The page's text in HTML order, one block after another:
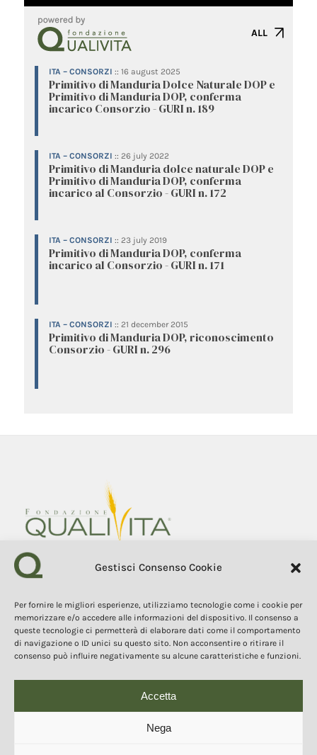
Gestisci Consenso Cookie
Per fornire le migliori esperienze, utilizziamo tecnologie come i cookie per
memorizzare e/o accedere alle informazioni del dispositivo. Il consenso a
queste tecnologie ci permetterà di elaborare dati come il comportamento
di navigazione o ID unici su questo sito. Non acconsentire o ritirare il
consenso può influire negativamente su alcune caratteristiche e funzioni.
Accetta
Nega
ALL
ITA – CONSORZI :: 16 august 2025
Primitivo di Manduria Dolce Naturale DOP e
Primitivo di Manduria DOP, conferma
incarico Consorzio - GURI n. 189
ITA – CONSORZI :: 26 july 2022
Primitivo di Manduria dolce naturale DOP e
Primitivo di Manduria DOP, conferma
incarico al Consorzio - GURI n. 172
ITA – CONSORZI :: 23 july 2019
Primitivo di Manduria DOP, conferma
incarico al Consorzio - GURI n. 171
ITA – CONSORZI :: 21 december 2015
Primitivo di Manduria DOP, riconoscimento
Consorzio - GURI n. 296
53100 Siena (Si) Italy
Tel. +39 0577 1503049
COPYRIGHT 2025
publication of the contents and images in any form are prohibited
avvalgono di cookie necessari al funzionamento ed utili alle